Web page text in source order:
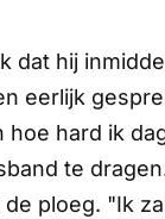
dat hij
eerlijk
hoe hard ik
te
ploeg. "Ik